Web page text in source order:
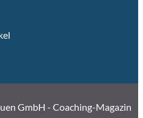
GmbH - Coaching-Magazin